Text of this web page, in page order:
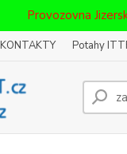
Provozovna
KONTAKTY Potahy